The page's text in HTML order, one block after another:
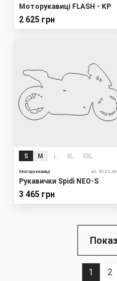
Моторукавиці FLASH - KP
2 625 грн
S M XL XXL
Моторукавиці art.
Рукавички Spidi NEO-S
3 465 грн
1 2